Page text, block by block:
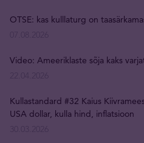
OTSE: kas kulllaturg on
Video: Ameeriklaste sõja kaks
Kullastandard #32 Kaius
USA dollar, kulla hind, inflatsioon